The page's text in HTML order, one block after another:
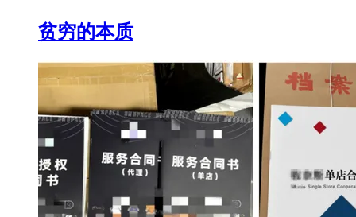
贫穷的本质